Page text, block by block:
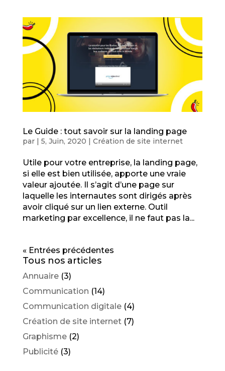
Le Guide : tout savoir sur la landing page
par | 5, Juin, 2020 | Création de site internet
Utile pour votre entreprise, la landing page,
si elle est bien utilisée, apporte une vraie
valeur ajoutée. Il s’agit d’une page sur
laquelle les internautes sont dirigés après
avoir cliqué sur un lien externe. Outil
marketing par excellence, il ne faut pas la...
« Entrées précédentes
Tous nos articles
Annuaire(3)
Communication (14)
Communication digitale(4)
Création de site internet(7)
Graphisme(2)
Publicité(3)